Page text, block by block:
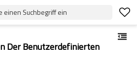
einen Suchbegriff ein
Der Benutzerdefinierten